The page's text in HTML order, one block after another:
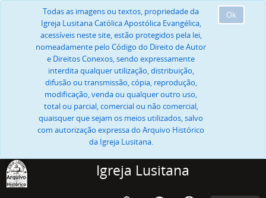
Ok
Todas as imagens ou textos, propriedade da
Igreja Lusitana Católica Apostólica Evangélica,
acessíveis neste site, estão protegidos pela lei,
nomeadamente pelo Código do Direito de Autor
e Direitos Conexos, sendo expressamente
interdita qualquer utilização, distribuição,
difusão ou transmissão, cópia, reprodução,
modificação, venda ou qualquer outro uso,
total ou parcial, comercial ou não comercial,
quaisquer que sejam os meios utilizados, salvo
com autorização expressa do Arquivo Histórico
da Igreja Lusitana.
Igreja Lusitana